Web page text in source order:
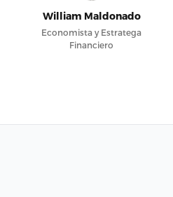
William Maldonado
Economista y Estratega
Financiero